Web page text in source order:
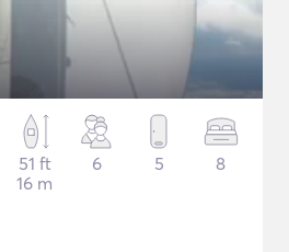
51 ft
16 m
6 5 8